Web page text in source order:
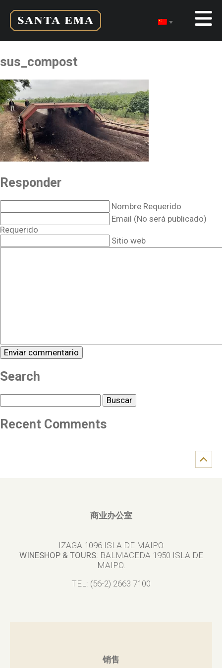
sus_compost
Responder
Nombre Requerido
Email (No será publicado)
Requerido
Sitio web
Search
Recent Comments
商业办公室
IZAGA 1096 ISLA DE MAIPO
WINESHOP & TOURS: BALMACEDA 1950 ISLA DE
MAIPO.
TEL: (56-2) 2663 7100
销售